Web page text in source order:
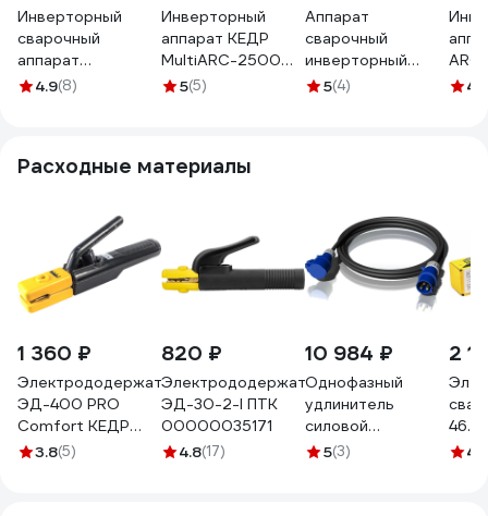
Инверторный
сварочный
аппарат
Scheppach 4,5кВт
4.9(8)
Инверторный
аппарат КЕДР
MultiARC-2500MV
компактный
5(5)
Аппарат
сварочный
инверторный
NORDBERG
5(4)
БП-4.6
Расходные материалы
1 360 ₽
Электрододержатель
ЭД-400 PRO
Comfort КЕДР
8011728
3.8(5)
820 ₽
Электрододержатель
ЭД-30-2-I ПТК
00000035171
4.8(17)
10 984 ₽
Однофазный
удлинитель
силовой
ALPENBOX32A 10
5(3)
2
мм; 4
4.7